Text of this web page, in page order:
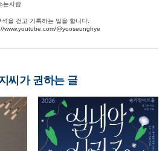
는사람
석을 걷고 기록하는 일을 합니다.
www.youtube.com/@yooseunghye
씨가 권하는 글